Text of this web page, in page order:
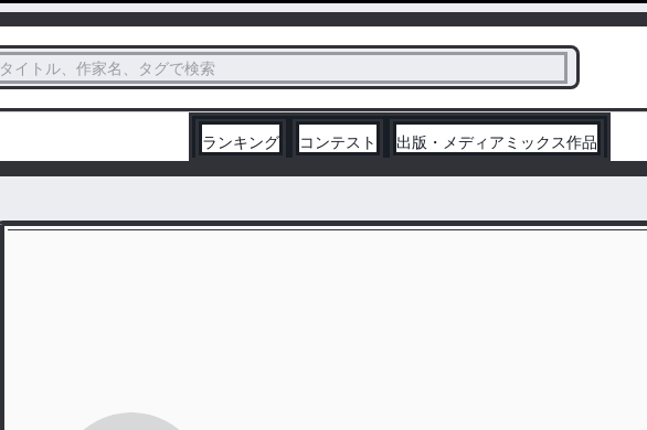
タイトル、作家名、タグで検索
ランキング コンテスト 出版・メディアミックス作品